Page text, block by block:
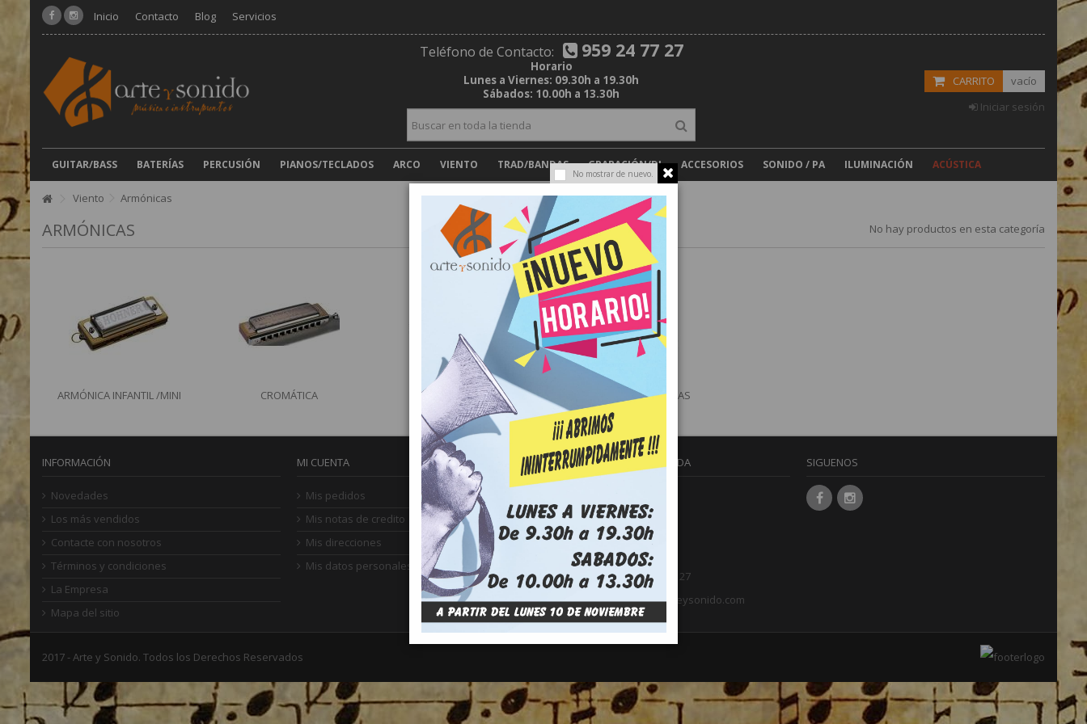
No mostrar de nuevo.
Inicio Contacto Blog Servicios
Teléfono de Contacto: 959 24 77 27
Horario
Lunes a Viernes: 09.30h a 19.30h
Sábados: 10.00h a 13.30h
CARRITO
vacío
Iniciar sesión
GUITAR/BASS BATERÍAS PERCUSIÓN PIANOS/TECLADOS ARCO VIENTO TRAD/BANDAS GRABACIÓN/DJ ACCESORIOS SONIDO / PA ILUMINACIÓN ACÚSTICA
Viento Armónicas
ARMÓNICAS No hay productos en esta categoría
ARMÓNICA INFANTIL /MINI CROMÁTICA DIATÓNICA ACCESORIOS ARMÓNICAS
INFORMACIÓN
Novedades
Los más vendidos
Contacte con nosotros
Términos y condiciones
La Empresa
Mapa del sitio
MI CUENTA
Mis pedidos
Mis notas de credito
Mis direcciones
Mis datos personales
INFORMACIÓN DE LA TIENDA
Plaza el Campillo, 8
21002 Huelva
España
Llámenos:959 24 77 27
Email:contacto@arteysonido.com
SIGUENOS
2017 - Arte y Sonido. Todos los Derechos Reservados